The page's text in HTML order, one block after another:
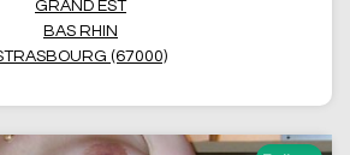
GRAND EST
BAS RHIN
(67000)